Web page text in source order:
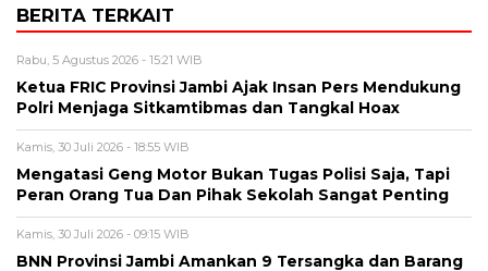
BERITA TERKAIT
Rabu, 5 Agustus 2026 - 15:21 WIB
Ketua FRIC Provinsi Jambi Ajak Insan Pers Mendukung
Polri Menjaga Sitkamtibmas dan Tangkal Hoax
Kamis, 30 Juli 2026 - 18:55 WIB
Mengatasi Geng Motor Bukan Tugas Polisi Saja, Tapi
Peran Orang Tua Dan Pihak Sekolah Sangat Penting
Kamis, 30 Juli 2026 - 09:15 WIB
BNN Provinsi Jambi Amankan 9 Tersangka dan Barang